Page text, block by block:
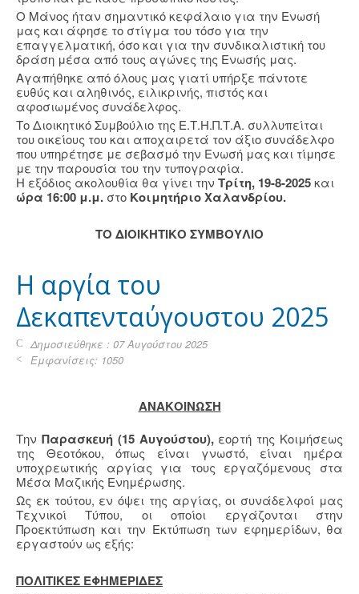
Ο Μάνος ήταν σημαντικό κεφάλαιο για την Ενωσή
μας και άφησε το στίγμα του τόσο για την
επαγγελματική, όσο και για την συνδικαλιστική του
δράση μέσα από τους αγώνες της Ενωσής μας.
Αγαπήθηκε από όλους μας γιατί υπήρξε πάντοτε
ευθύς και αληθινός, ειλικρινής, πιστός και
αφοσιωμένος συνάδελφος.
Το Διοικητικό Συμβούλιο της Ε.Τ.Η.Π.Τ.Α. συλλυπείται
του οικείους του και αποχαιρετά τον άξιο συνάδελφο
που υπηρέτησε με σεβασμό την Ενωσή μας και τίμησε
με την παρουσία του την τυπογραφία.
Η εξόδιος ακολουθία θα γίνει την Τρίτη, 19-8-2025και
ώρα 16:00 μ.μ. στο Κοιμητήριο Χαλανδρίου.
TO ΔΙΟΙΚΗΤΙΚΟ ΣΥΜΒΟΥΛΙΟ
H αργία του
Δεκαπενταύγουστου 2025
Δημοσιεύθηκε : 07 Αυγούστου 2025
Εμφανίσεις: 1050
ΑΝΑΚΟΙΝΩΣΗ
Την Παρασκευή (15 Αυγούστου),εορτή της Κοιμήσεως
της Θεοτόκου, όπως είναι γνωστό, είναι ημέρα
υποχρεωτικής αργίας για τους εργαζόμενους στα
Μέσα Μαζικής Ενημέρωσης.
Ως εκ τούτου, εν όψει της αργίας, οι συνάδελφοί μας
Τεχνικοί Τύπου, οι οποίοι εργάζονται στην
Προεκτύπωση και την Εκτύπωση των εφημερίδων, θα
εργαστούν ως εξής:
ΠΟΛΙΤΙΚΕΣ ΕΦΗΜΕΡΙΔΕΣ